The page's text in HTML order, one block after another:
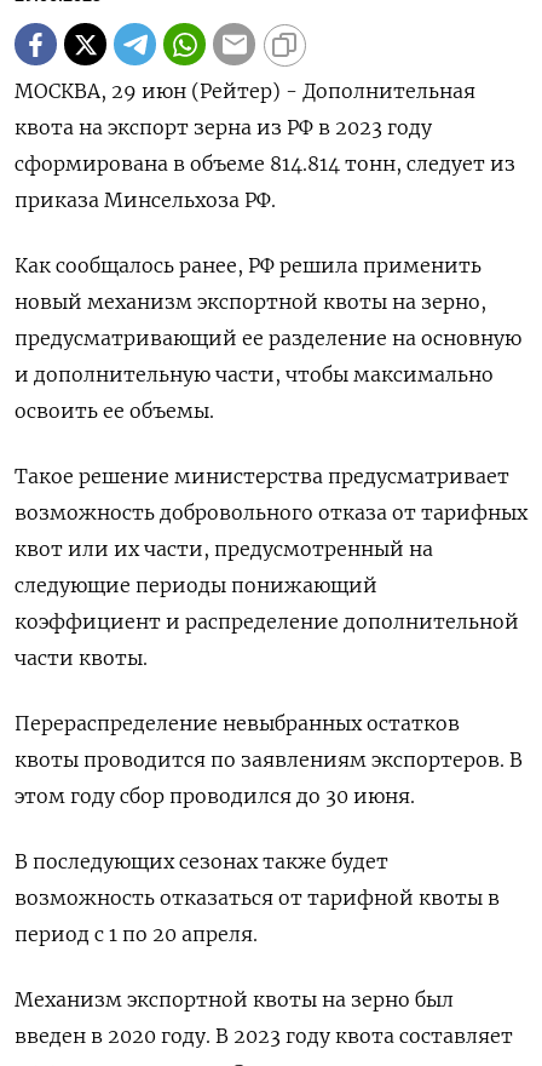
МОСКВА, 29 июн (Рейтер) - Дополнительная
квота на экспорт зерна из РФ в 2023 году
сформирована в объеме 814.814 тонн, следует из
приказа Минсельхоза РФ.
Как сообщалось ранее, РФ решила применить
новый механизм экспортной квоты на зерно,
предусматривающий ее разделение на основную
и дополнительную части, чтобы максимально
освоить ее объемы.
Такое решение министерства предусматривает
возможность добровольного отказа от тарифных
квот или их части, предусмотренный на
следующие периоды понижающий
коэффициент и распределение дополнительной
части квоты.
Перераспределение невыбранных остатков
квоты проводится по заявлениям экспортеров. В
этом году сбор проводился до 30 июня.
В последующих сезонах также будет
возможность отказаться от тарифной квоты в
период с 1 по 20 апреля.
Механизм экспортной квоты на зерно был
введен в 2020 году. В 2023 году квота составляет